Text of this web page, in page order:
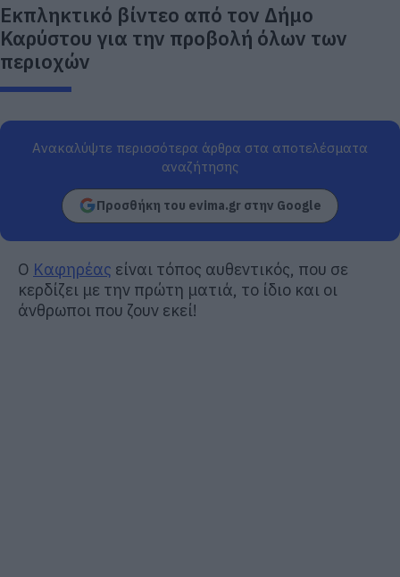
Εκπληκτικό βίντεο από τον Δήμο
Καρύστου για την προβολή όλων των
περιοχών
Ανακαλύψτε περισσότερα άρθρα στα αποτελέσματα
αναζήτησης
Προσθήκη του evima.gr στην Google
Ο Καφηρέας είναι τόπος αυθεντικός, που σε
κερδίζει με την πρώτη ματιά, το ίδιο και οι
άνθρωποι που ζουν εκεί!